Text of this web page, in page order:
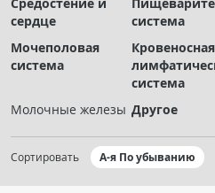
Презентации
Журнал "Лучевая
сердце
система
Мочеполовая
система
система
Молочные железы Другое
Сортировать А-я По убыванию